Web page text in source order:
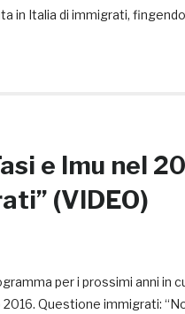
in Italia di immigrati,
e Imu nel
(VIDEO)
per i prossimi anni in
2016. Questione immigrati: